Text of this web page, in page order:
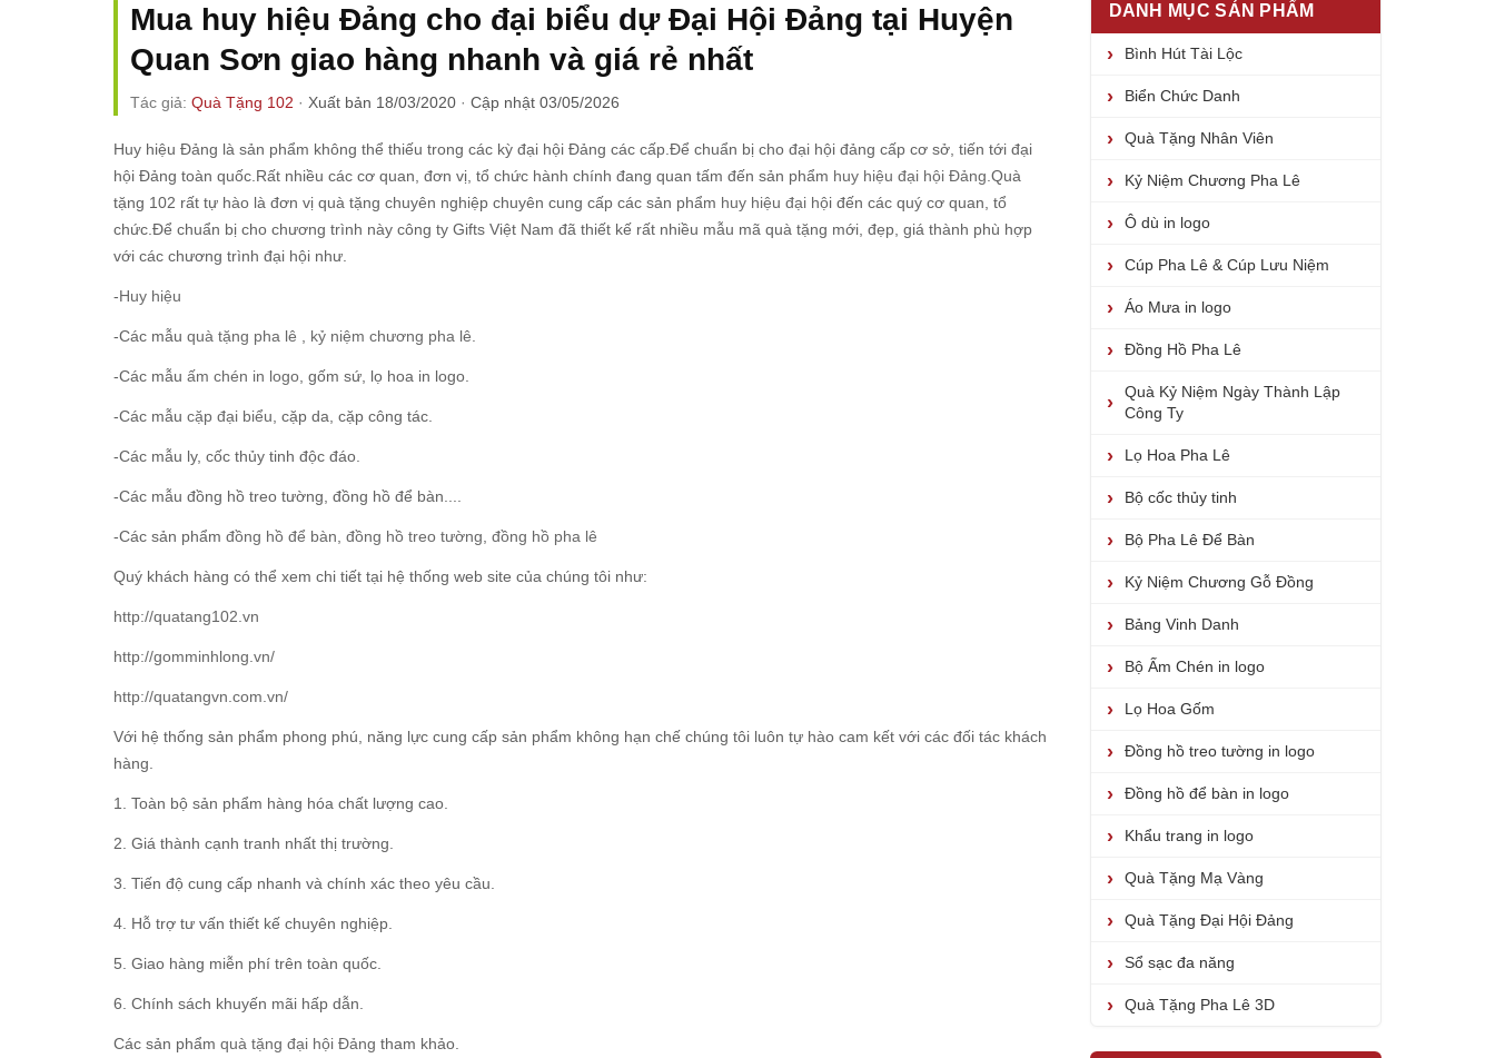
Mua huy hiệu Đảng cho đại biểu dự Đại Hội Đảng tại Huyện
Quan Sơn giao hàng nhanh và giá rẻ nhất
Tác giả: Quà Tặng 102 · Xuất bản 18/03/2020 · Cập nhật 03/05/2026
Huy hiệu Đảng là sản phẩm không thể thiếu trong các kỳ đại hội Đảng các cấp.Để chuẩn bị cho đại hội đảng cấp cơ sở, tiến tới đại
hội Đảng toàn quốc.Rất nhiều các cơ quan, đơn vị, tổ chức hành chính đang quan tấm đến sản phẩm huy hiệu đại hội Đảng .Quà
tặng 102 rất tự hào là đơn vị quà tặng chuyên nghiệp chuyên cung cấp các sản phẩm huy hiệu đại hội đến các quý cơ quan, tổ
chức.Để chuẩn bị cho chương trình này công ty Gifts Việt Nam đã thiết kế rất nhiều mẫu mã quà tặng mới, đẹp, giá thành phù hợp
với các chương trình đại hội như.
-Huy hiệu
-Các mẫu quà tặng pha lê kỷ niệm chương pha lê.
-Các mẫu ấm chén in logo , gốm sứ, lọ hoa in logo.
-Các mẫu cặp đại biểu , cặp da, cặp công tác.
-Các mẫu ly, cốc thủy tinh độc đáo.
-Các mẫu đồng hồ treo tường, đồng hồ để bàn....
-Các sản phẩm đồng hồ để bàn đồng hồ treo tường đồng hồ pha lê
Quý khách hàng có thể xem chi tiết tại hệ thống web site của chúng tôi như:
http://quatang102.vn
http://gomminhlong.vn/
http://quatangvn.com.vn/
Với hệ thống sản phẩm phong phú, năng lực cung cấp sản phẩm không hạn chế chúng tôi luôn tự hào cam kết với các đối tác khách
hàng.
1. Toàn bộ sản phẩm hàng hóa chất lượng cao.
2. Giá thành cạnh tranh nhất thị trường.
3. Tiến độ cung cấp nhanh và chính xác theo yêu cầu.
4. Hỗ trợ tư vấn thiết kế chuyên nghiệp.
5. Giao hàng miễn phí trên toàn quốc.
6. Chính sách khuyến mãi hấp dẫn.
Các sản phẩm quà tặng đại hội Đảng tham khảo.
DANH MỤC SẢN PHẨM
Bình Hút Tài Lộc
Biển Chức Danh
Quà Tặng Nhân Viên
Kỷ Niệm Chương Pha Lê
Ô dù in logo
Cúp Pha Lê & Cúp Lưu Niệm
Áo Mưa in logo
Đồng Hồ Pha Lê
Quà Kỷ Niệm Ngày Thành Lập
Công Ty
Lọ Hoa Pha Lê
Bộ cốc thủy tinh
Bộ Pha Lê Để Bàn
Kỷ Niệm Chương Gỗ Đồng
Bảng Vinh Danh
Bộ Ấm Chén in logo
Lọ Hoa Gốm
Đồng hồ treo tường in logo
Đồng hồ để bàn in logo
Khẩu trang in logo
Quà Tặng Mạ Vàng
Quà Tặng Đại Hội Đảng
Sổ sạc đa năng
Quà Tặng Pha Lê 3D